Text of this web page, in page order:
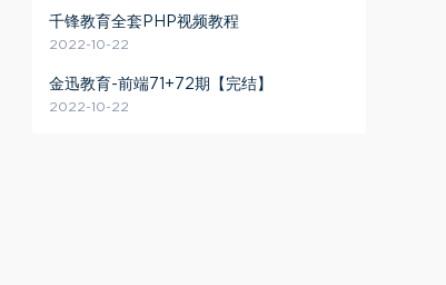
千锋教育全套PHP视频教程
2022-10-22
金迅教育-前端71+72期【完结】
2022-10-22